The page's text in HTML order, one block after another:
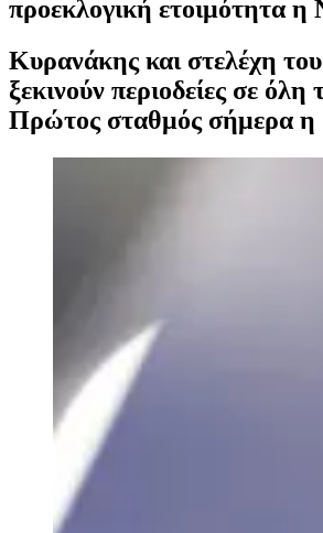
προεκλογική ετοιμότητα η
Κυρανάκης και στελέχη
ξεκινούν περιοδείες σε
Πρώτος σταθμός σήμερα η